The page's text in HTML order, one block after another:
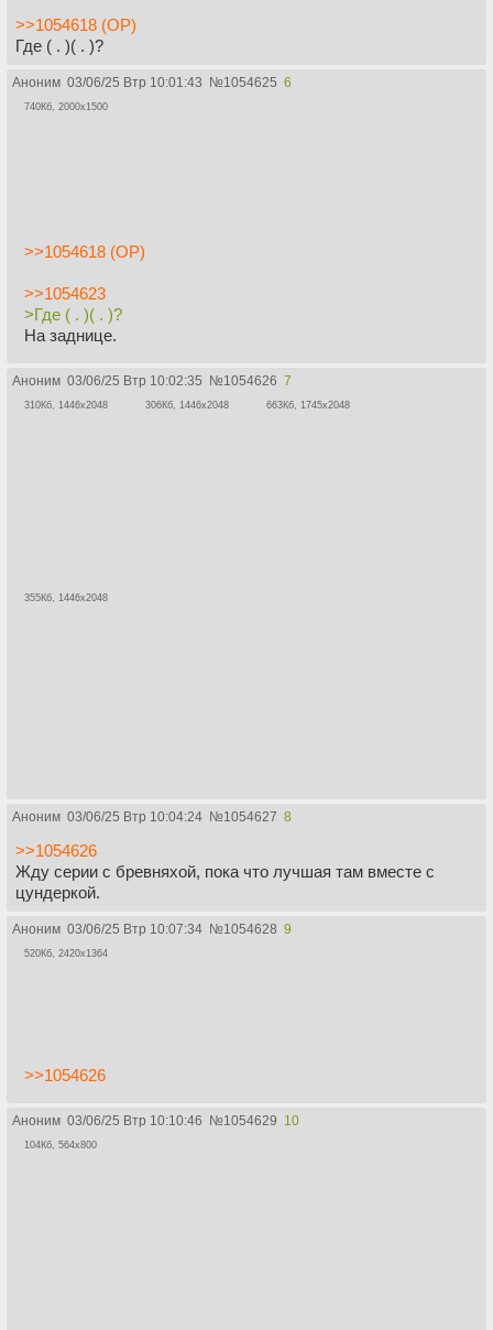
>>1054618 (OP)
Где ( . )( . )?
Аноним 03/06/25 Втр 10:01:43 №1054625 6
740Кб, 2000x1500
>>1054618 (OP)
>>1054623
>Где ( . )( . )?
На заднице.
Аноним 03/06/25 Втр 10:02:35 №1054626 7
310Кб, 1446x2048 306Кб, 1446x2048 663Кб, 1745x2048
355Кб, 1446x2048
Аноним 03/06/25 Втр 10:04:24 №1054627 8
>>1054626
Жду серии с бревняхой, пока что лучшая там вместе с
цундеркой.
Аноним 03/06/25 Втр 10:07:34 №1054628 9
520Кб, 2420x1364
>>1054626
Аноним 03/06/25 Втр 10:10:46 №1054629 10
104Кб, 564x800